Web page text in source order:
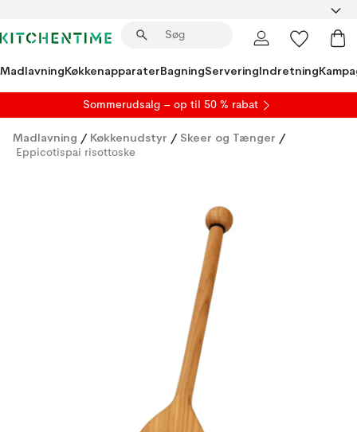
MadlavningKøkkenapparaterBagningServeringIndretning
Sommerudsalg – op til 50 % rabat
Madlavning / Køkkenudstyr / Skeer og Tænger /
Eppicotispai risottoske